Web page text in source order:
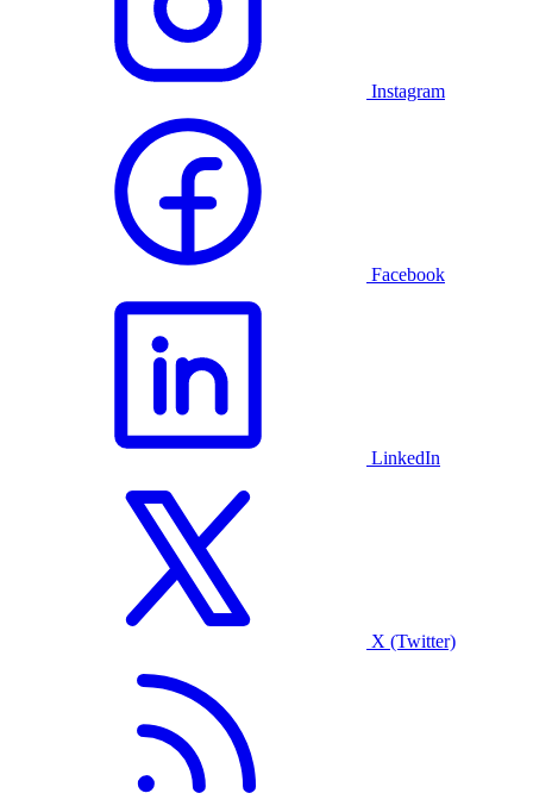
Instagram
Facebook
LinkedIn
X (Twitter)